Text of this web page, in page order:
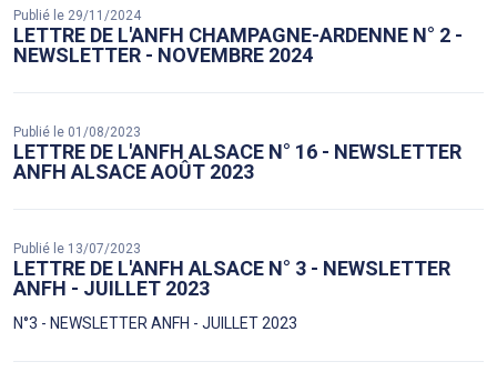
Publié le 29/11/2024
LETTRE DE L'ANFH CHAMPAGNE-ARDENNE N° 2 -
NEWSLETTER - NOVEMBRE 2024
Publié le 01/08/2023
LETTRE DE L'ANFH ALSACE N° 16 - NEWSLETTER
ANFH ALSACE AOÛT 2023
Publié le 13/07/2023
LETTRE DE L'ANFH ALSACE N° 3 - NEWSLETTER
ANFH - JUILLET 2023
N°3 - NEWSLETTER ANFH - JUILLET 2023